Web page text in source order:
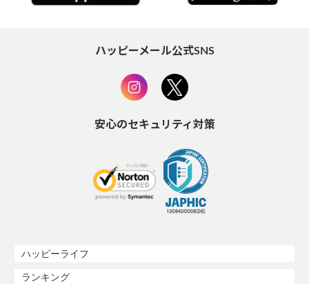
ハッピーメール公式SNS
安心のセキュリティ対策
ハッピーライフ
ランキング